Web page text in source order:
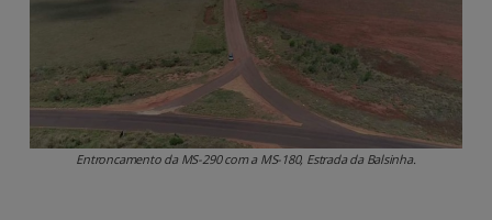
Entroncamento da MS-290 com a MS-180, Estrada da Balsinha.